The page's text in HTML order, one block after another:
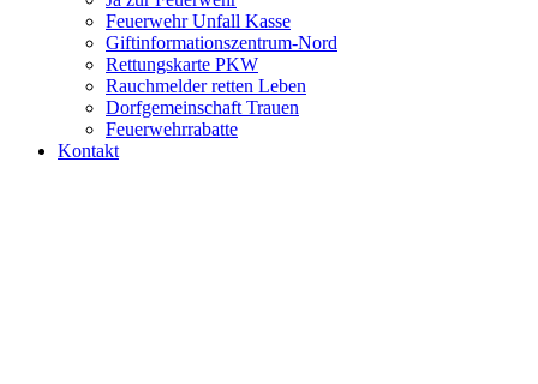
Feuerwehr Unfall Kasse
Giftinformationszentrum-Nord
Rettungskarte PKW
Rauchmelder retten Leben
Dorfgemeinschaft Trauen
Feuerwehrrabatte
Kontakt